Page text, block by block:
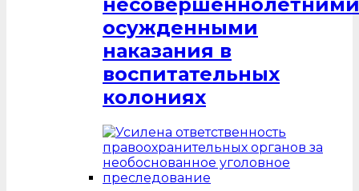
осужденными
наказания в
воспитательных
колониях